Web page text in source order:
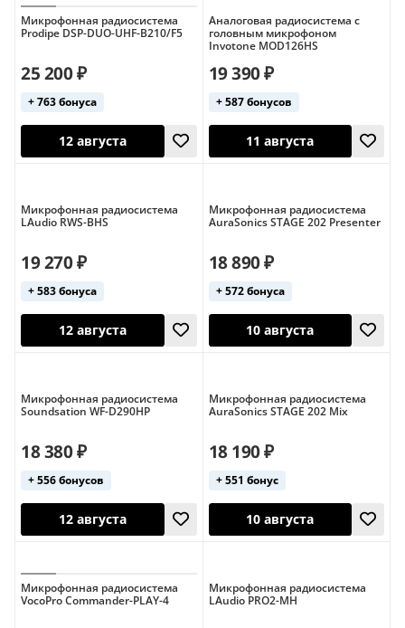
21 октября
21 октября 10 августа
Микрофонная радиосистема
Prodipe DSP-DUO-UHF-B210/F5
25 200 ₽
+ 763 бонуса
12 августа
Аналоговая радиосистема с
головным микрофоном
Invotone MOD126HS
19 390 ₽
+ 587 бонусов
11 августа
Микрофонная радиосистема
LAudio RWS-BHS
19 270 ₽
+ 583 бонуса
Микрофонная радиосистема
AuraSonics STAGE 202 Presenter
18 890 ₽
+ 572 бонуса
Микрофонная радиосистема
Soundsation WF-D290HP
18 380 ₽
+ 556 бонусов
Микрофонная радиосистема
AuraSonics STAGE 202 Mix
18 190 ₽
+ 551 бонус
Микрофонная радиосистема
VocoPro Commander-PLAY-4
Микрофонная радиосистема
LAudio PRO2-MH